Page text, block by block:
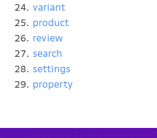
variant
product
review
search
settings
property